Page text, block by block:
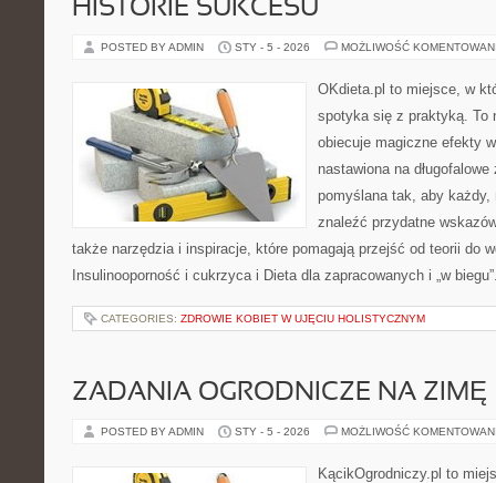
HISTORIE SUKCESU
POSTED BY ADMIN STY - 5 - 2026 MOŻLIWOŚĆ
OKdieta.pl to miejsce, w
spotyka się z praktyką. To
obiecuje magiczne efekty
nastawiona na
pomyślana tak, aby każdy,
znaleźć przydatne
także narzędzia i inspiracje, które pomagają przejść od teorii do
Insulinooporność i cukrzyca i Dieta dla zapracowanych i „w
CATEGORIES: ZDROWIE KOBIET W UJĘCIU HOLISTYCZNYM
ZADANIA OGRODNICZE NA ZIMĘ
POSTED BY ADMIN STY - 5 - 2026 MOŻLIWOŚĆ
KącikOgrodniczy.pl to